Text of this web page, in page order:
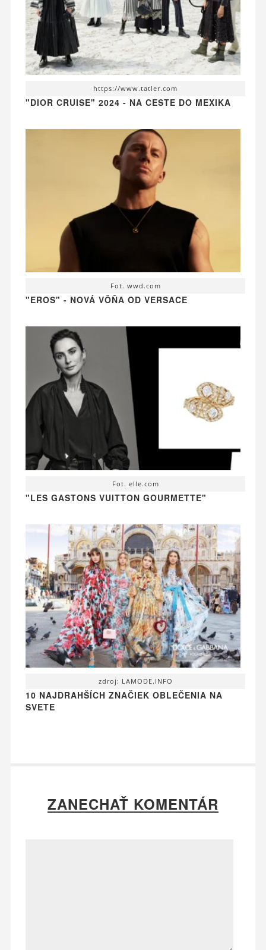
https://www.tatler.com
"DIOR CRUISE" 2024 - NA CESTE DO MEXIKA
Fot. wwd.com
"EROS" - NOVÁ VÔŇA OD VERSACE
Fot. elle.com
"LES GASTONS VUITTON GOURMETTE"
zdroj: LAMODE.INFO
10 NAJDRAHŠÍCH ZNAČIEK OBLEČENIA NA
SVETE
ZANECHAŤ KOMENTÁR